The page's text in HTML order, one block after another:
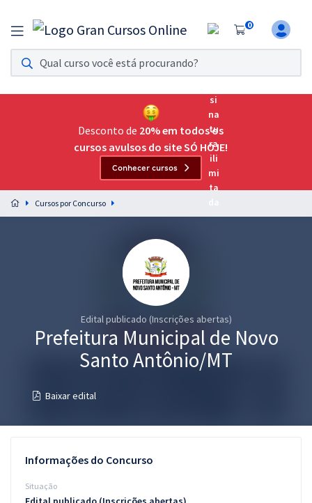
0
Assinatura Ilimitada 11
Acesso a todos os cursos. Teste grátis por 7 dias!
Assinatura OAB Até Passar
Acesso ilimitado a toda preparação para o Exame da
Preparação completa e intensiva para as principais
residências em saúde do Brasil
Questões grátis
Conteúdo gratuito
Desconto de 20% em todos os
cursos avulsos do site SÓ HOJE!
Conhecer cursos
Cursos por Concurso
Edital publicado (Inscrições abertas)
Prefeitura Municipal de Novo
Santo Antônio/MT
Baixar edital
Informações do Concurso
Situação